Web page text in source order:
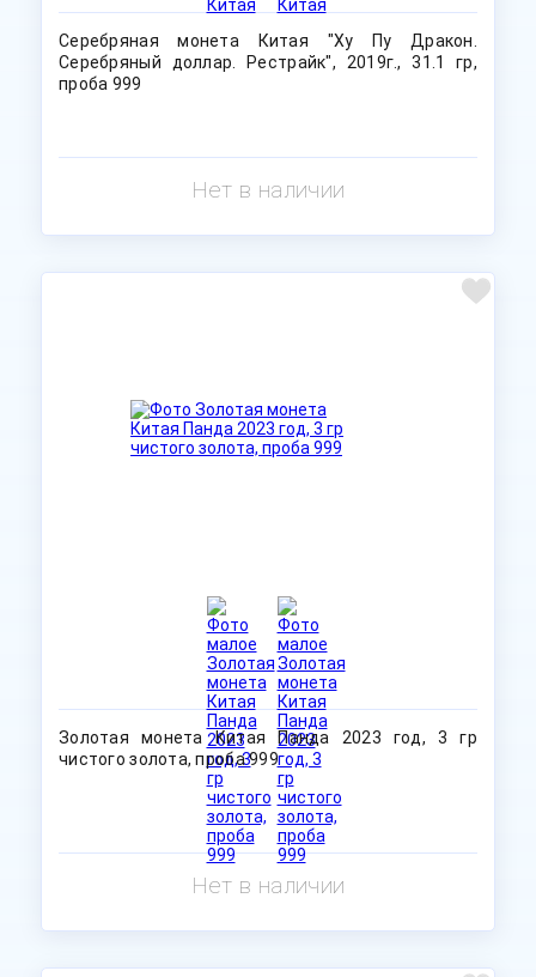
Серебряная монета Китая "Ху Пу Дракон.
Серебряный доллар. Рестрайк", 2019г., 31.1 гр,
проба 999
Нет в наличии
Золотая монета Китая Панда 2023 год, 3 гр
чистого золота, проба 999
Нет в наличии